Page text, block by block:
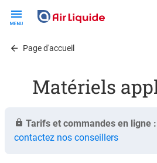
contentPage d'accueil
Matériels
Tarifs et commandes en ligne :
contactez nos conseillers